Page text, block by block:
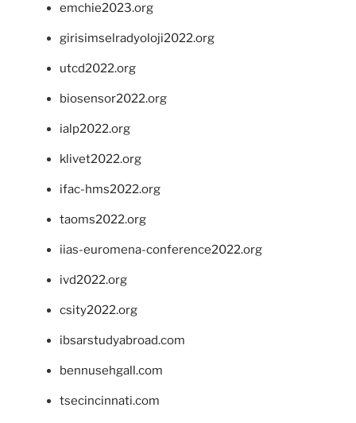
emchie2023.org
girisimselradyoloji2022.org
utcd2022.org
biosensor2022.org
ialp2022.org
klivet2022.org
ifac-hms2022.org
taoms2022.org
iias-euromena-conference2022.org
ivd2022.org
csity2022.org
ibsarstudyabroad.com
bennusehgall.com
tsecincinnati.com